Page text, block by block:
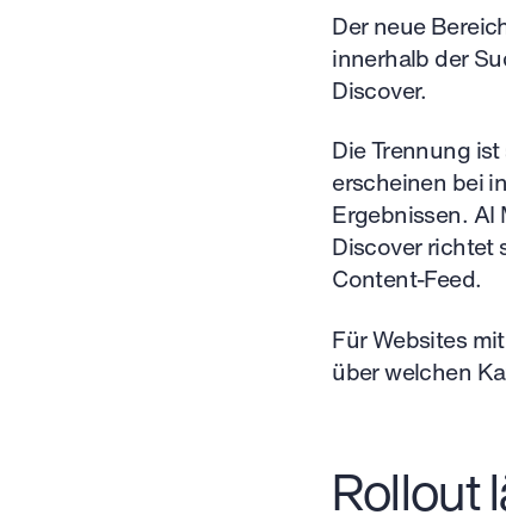
Der neue
innerhalb der
Discover.
Die Trennung
erscheinen bei
Ergebnissen.
Discover richtet
Content-Feed.
Für Websites
über welchen
Rollout